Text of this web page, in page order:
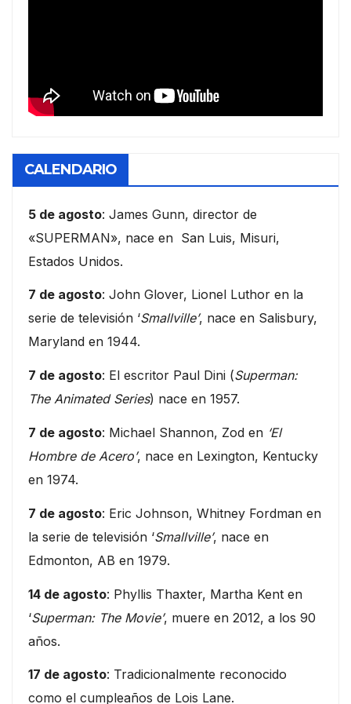
CALENDARIO
5 de agosto: James Gunn, director de
«SUPERMAN», nace en San Luis, Misuri,
Estados Unidos.
7 de agosto: John Glover, Lionel Luthor en la
serie de televisión ‘Smallville’, nace en Salisbury,
Maryland en 1944.
7 de agosto: El escritor Paul Dini (Superman:
The Animated Series) nace en 1957.
7 de agosto: Michael Shannon, Zod en ‘El
Hombre de Acero’, nace en Lexington, Kentucky
en 1974.
7 de agosto: Eric Johnson, Whitney Fordman en
la serie de televisión ‘Smallville’, nace en
Edmonton, AB en 1979.
14 de agosto: Phyllis Thaxter, Martha Kent en
‘Superman: The Movie’, muere en 2012, a los 90
años.
17 de agosto: Tradicionalmente reconocido
como el cumpleaños de Lois Lane.